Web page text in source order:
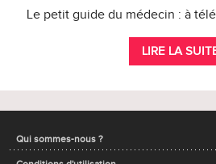
Le petit guide du médecin : à
LIRE LA
Qui sommes-nous ?